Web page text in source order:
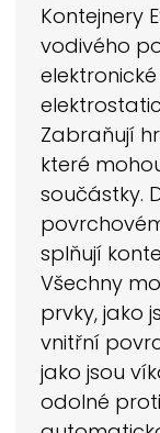
Kontejnery
vodivého
Zabraňují
které
součástky.
splňují
Všechny
prvky, jako
vnitřní
jako jsou
odolné